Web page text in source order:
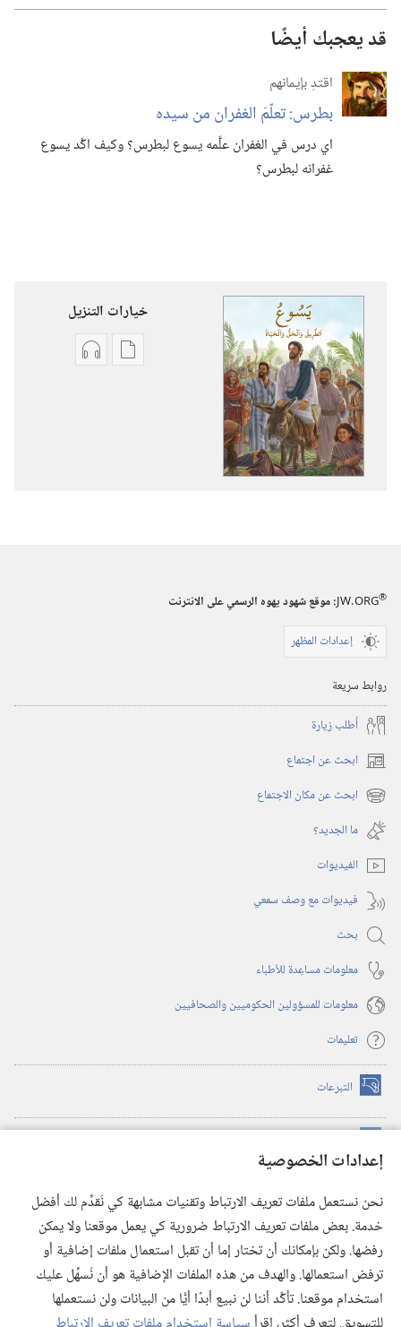
إعدادات الخصوصية
نحن نستعمل ملفات تعريف الارتباط وتقنيات مشابهة كي نُقدِّم لك أفضل
خدمة. بعض ملفات تعريف الارتباط ضرورية كي يعمل موقعنا ولا يمكن
رفضها. ولكن بإمكانك أن تختار إما أن تقبل استعمال ملفات إضافية أو
ترفض استعمالها. والهدف من هذه الملفات الإضافية هو أن نُسهِّل عليك
استخدام موقعنا. تأكَّد أننا لن نبيع أبدًا أيًّا من البيانات ولن نستعملها
قد يعجبك أيضًا
اقتدِ بإيمانهم
بطرس:‏ تعلّمَ الغفران من سيده
اي درس في الغفران علَّمه يسوع لبطرس؟‏ وكيف اكَّد يسوع
غفرانه لبطرس؟‏
خيارات التنزيل
خياراتخيارات
JW.ORG®
:‏ موقع شهود يهوه الرسمي على الانترنت
إعدادات المظهر
روابط سريعة
أُطلب زيارة
ابحث عن اجتماع (يفتح
نافذة ابحث عن مكان الاجتماع (يفتح
نافذة
جديدة)
ما الجديد؟‏
الفيديوات
فيديوات مع وصف سمعي
بحث
معلومات مساعِدة للأطباء
معلومات للمسؤولين الحكوميين والصحافيين
تعليمات
التبرعات (يفتح
نافذة
(يفتح
نافذة
(يفتح
نافذة
جديدة) تطبيق ®
JW Library
مكتبة برج المراقبة